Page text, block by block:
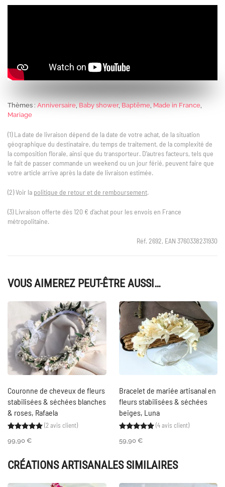
Thèmes : Anniversaire Baby shower, Baptême Made in France
Mariage
(1) La date de livraison dépend de la date de votre achat, de la situation
géographique du destinataire, du temps de traitement, de la complexité de
la composition florale, ainsi que du transporteur. D’autres facteurs, tels que
le fait de passer commande un weekend ou un jour férié, peuvent faire que
votre article arrive après la date de livraison estimée.
(2) Voir la politique de retour et de remboursement.
(3) Livraison offerte dès 120 € d’achat pour les envois en France
métropolitaine.
Réf. 2692, EAN 3760338231930
VOUS AIMEREZ PEUT-ÊTRE AUSSI…
Couronne de cheveux de fleurs
stabilisées & séchées blanches
& roses, Rafaela
Noté5.00sur 5 basé sur
2 notations client
(2avis client)
99,90 €
Bracelet de mariée artisanal en
fleurs stabilisées & séchées
beiges, Luna
Noté5.00sur 5
4
(4avis client)
59,90 €
CRÉATIONS ARTISANALES SIMILAIRES